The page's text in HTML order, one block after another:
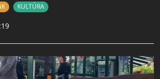
KULTÚRA